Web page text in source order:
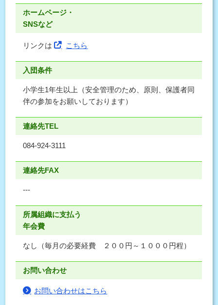
ホームページ・
SNSなど
リンクは こちら
入団条件
小学生1年生以上（安全管理のため、原則、保護者同
伴の参加をお願いしております）
連絡先TEL
084-924-3111
連絡先FAX
---
所属組織に支払う
年会費
なし（毎月の必要経費 ２００円～１０００円程）
お問い合わせ
お問い合わせはこちら